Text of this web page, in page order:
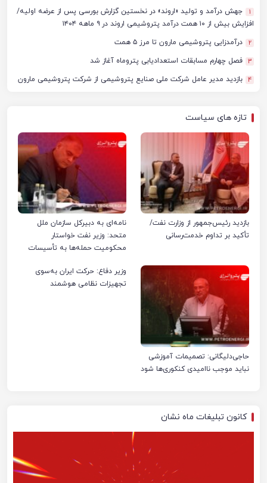
1
جهش درآمد و تولید «اروند» در نخستین گزارش بورسی پس از عرضه اولیه/
افزایش بیش از ۱۰ همت درآمد پتروشیمی اروند در ۹ ماهه ۱۴۰۴
2 درآمدزایی پتروشیمی مارون تا مرز ۵ همت
3 فصل چهارم مسابقات استعدادیابی پتروماه آغاز شد
4 بازدید مدیر عامل شرکت ملی صنایع پتروشیمی از شرکت پتروشیمی مارون
تازه های سیاست
بازدید رئیس‌جمهور از وزارت نفت/
تأکید بر تداوم خدمت‌رسانی
نامه‌ای به دبیرکل سازمان ملل
متحد: وزیر نفت خواستار
محکومیت حمله‌ها به تأسیسات
حاجی‌دلیگانی: تصمیمات آموزشی
نباید موجب ناامیدی کنکوری‌ها شود
وزیر دفاع: حرکت ایران به‌سوی
تجهیزات نظامی هوشمند
کانون تبلیغات ماه نشان